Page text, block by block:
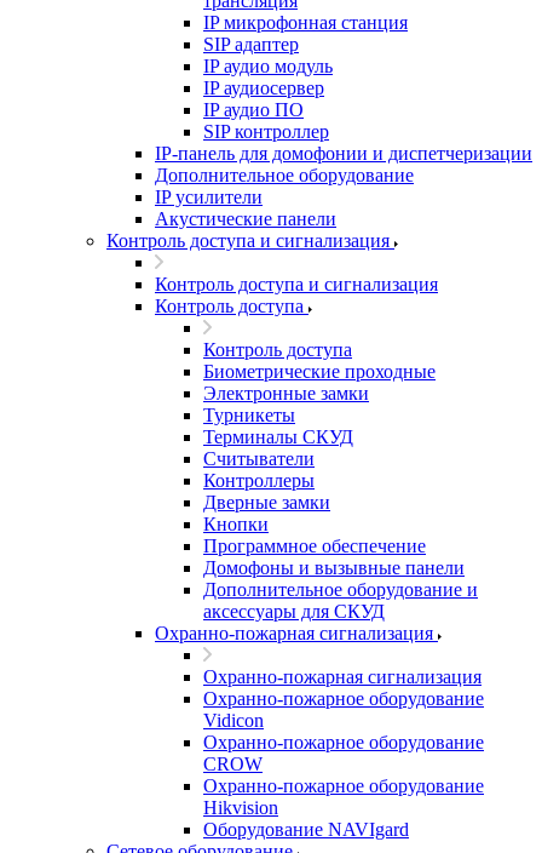
IP микрофонная станция
SIP адаптер
IP аудио модуль
IP аудиосервер
IP аудио ПО
SIP контроллер
IP-панель для домофонии и диспетчеризации
Дополнительное оборудование
IP усилители
Акустические панели
Контроль доступа и сигнализация
Контроль доступа и сигнализация
Контроль доступа
Контроль доступа
Биометрические проходные
Электронные замки
Турникеты
Терминалы СКУД
Считыватели
Контроллеры
Дверные замки
Кнопки
Программное обеспечение
Домофоны и вызывные панели
Дополнительное оборудование и
аксессуары для СКУД
Охранно-пожарная сигнализация
Охранно-пожарная сигнализация
Охранно-пожарное оборудование
Vidicon
Охранно-пожарное оборудование
CROW
Охранно-пожарное оборудование
Hikvision
Оборудование NAVIgard